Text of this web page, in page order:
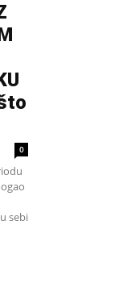
0
sebi